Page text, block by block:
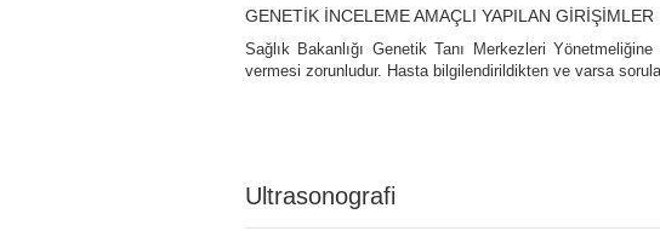
GENETİK İNCELEME AMAÇLI YAPILAN
Sağlık Bakanlığı Genetik Tanı Merkezleri
vermesi zorunludur. Hasta bilgilendirildikten ve varsa
Ultrasonografi